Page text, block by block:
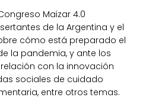
Maizar 4.0
de la Argentina y el
cómo está preparado el
la pandemia, y ante los
con la innovación
sociales de cuidado
entre otros temas.